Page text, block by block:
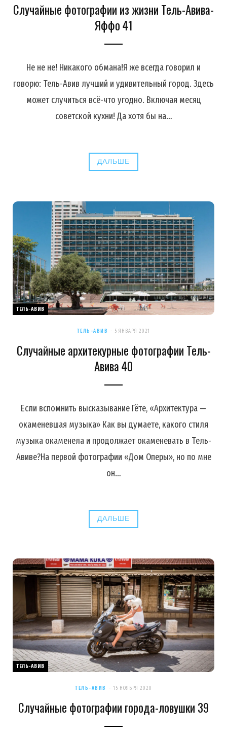
Случайные фотографии из жизни Тель-Авива-
Яффо 41
Не не не! Никакого обмана!Я же всегда говорил и
говорю: Тель-Авив лучший и удивительный город. Здесь
может случиться всё-что угодно. Включая месяц
советской кухни! Да хотя бы на…
ДАЛЬШЕ
ТЕЛЬ-АВИВ
ТЕЛЬ-АВИВ 5 ЯНВАРЯ 2021
Случайные архитекурные фотографии Тель-
Авива 40
Если вспомнить высказывание Гёте, «Архитектура —
окаменевшая музыка» Как вы думаете, какого стиля
музыка окаменела и продолжает окаменевать в Тель-
Авиве?На первой фотографии «Дом Оперы», но по мне
он…
ДАЛЬШЕ
ТЕЛЬ-АВИВ
ТЕЛЬ-АВИВ 15 НОЯБРЯ 2020
Случайные фотографии города-ловушки 39